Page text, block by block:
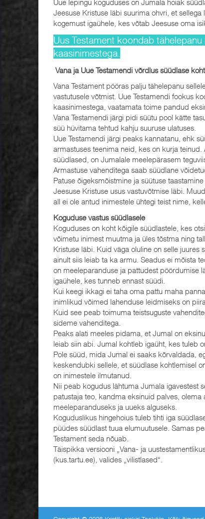
Jeesuse Kristuse läbi suurima ohvri, et
kogemust igaühele, kes võtab Jeesuse oma
Uus Testament koondab
kaasinimestega.
Vana ja Uue Testamendi võrdlus süüdlase
Vana Testament pööras palju tähelepanu
vastutusele võtmist. Uue Testamendi fookus
kaasinimestega, vaatamata toime pandud
Vana Testamendi järgi pidi süütu pool kätte
süü hüvitama tehtud kahju suuruse ulatuses.
Uue Testamendi järgi peaks kannatanu, ehk
armastuses teenima neid, kes on kurja
süüdlased, on Jumalale meelepärasem
Armastuse vahenditega saab süüdlane
Patuse õigeksmõistmine ja süütuse
Jeesuse Kristuse usus vastuvõtmise läbi.
all ei ole antud inimestele ühtegi teist nime,
Koguduse vastus süüdlasele
Koguduses on koht kõigile süüdlastele, kes
võimetu inimest muutma ja üles tõstma ning
Kristuse läbi. Kuid väga oluline on selle juures
ainult siis leiab ta ka armu. Seadus ei mõista
on meeleparanduse ja pattudest pöördumise
igaühele, kes tunneb ennast süüdi.
Kui keegi ikkagi ei taha oma pattu maha
inimlikud võimed lahenduse leidmiseks on
Kuid see peab toimuma teistsuguste
sideme vahenditega.
Peaks alati meeles pidama, et Jumal on
leiab siin abi. Jumal kohtleb igaüht, kes tuleb
Pole süüd, mida Jumal ei saaks kõrvaldada,
keskendubki sellele, et süüdlase kohtlemisel
on inimestele ilmutanud.
Nii peab kogudus lähtuma Jumala igavestest
patustaja teo, kandma eksinuid palves,
meeleparanduseks ja uueks alguseks.
Koguduslikus hingehoius tuleb tihti iga
püüdes süüdlast tuua elumuutusele. Samas
Testament seda nõuab.
Täispikka versiooni „Vana- ja
(kus.tartu.ee), valides „vilistlased“.